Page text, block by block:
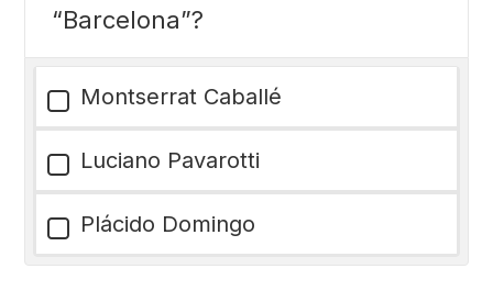
“Barcelona”?
Montserrat Caballé
Luciano Pavarotti
Plácido Domingo